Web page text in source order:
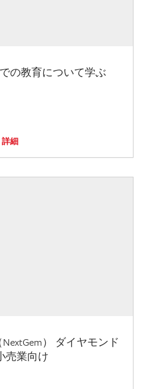
の教育について学ぶ
詳細
） ダイヤモンド
売業向け